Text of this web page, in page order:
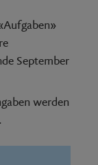
September
werden